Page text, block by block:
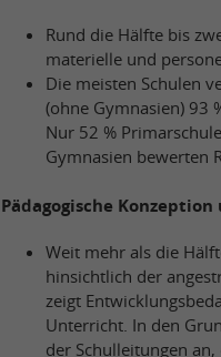
Rund die Hälfte bis
materielle und
Die meisten Schulen
(ohne Gymnasien) 93
Nur 52 %
Gymnasien bewerten
Pädagogische
Weit mehr als die
hinsichtlich der
zeigt
Unterricht. In den
der Schulleitungen